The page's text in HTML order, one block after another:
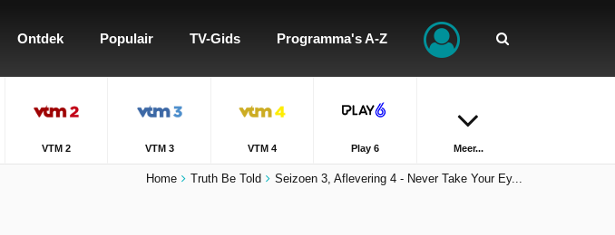
Ontdek Populair TV-Gids Programma's A-Z
VTM 2 VTM 3 VTM 4 Play 6 Meer...
Home Truth Be Told Seizoen 3, Aflevering 4 - Never Take Your Ey...